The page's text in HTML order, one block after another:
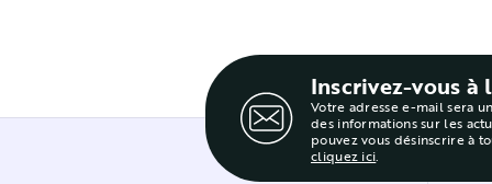
Inscrivez-vous
Votre adresse e-mail sera
des informations sur les
pouvez vous désinscrire à
cliquez ici.